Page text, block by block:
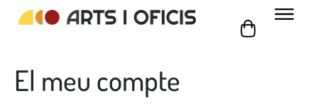
El meu compte